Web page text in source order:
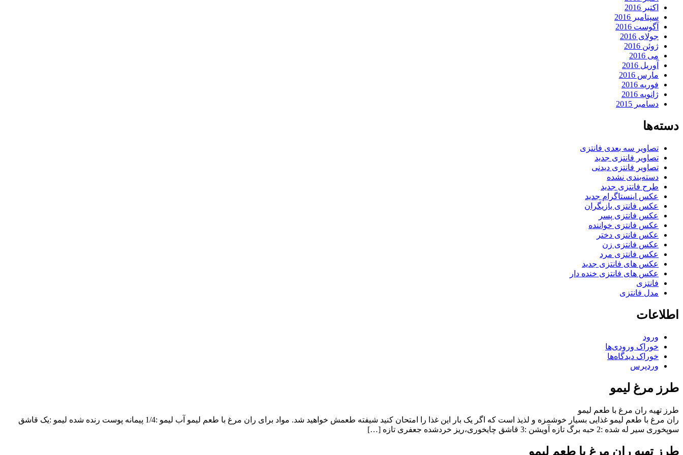
اکتبر 2016
سپتامبر 2016
آگوست 2016
جولای 2016
ژوئن 2016
می 2016
آوریل 2016
مارس 2016
فوریه 2016
ژانویه 2016
دسامبر 2015
دسته‌ها
تصاویر سه بعدی فانتزی
تصاویر فانتزی جدید
تصاویر فانتزی دیدنی
دسته‌بندی نشده
طرح فانتزی جدید
عکس اینستاگرام جدید
عکس فانتزی بازیگران
عکس فانتزی پسر
عکس فانتزی خواننده
عکس فانتزی دختر
عکس فانتزی زن
عکس فانتزی مرد
عکس های فانتزی جدید
عکس های فانتزی خنده دار
فانتزی
مدل فانتزی
اطلاعات
ورود
خوراک ورودی‌ها
خوراک دیدگاه‌ها
وردپرس
طرز مرغ لیمو
طرز تهیه ران مرغ با طعم لیمو
ران مرغ با طعم لیمو غذایی بسیار خوشمزه و لذیذ است که اگر یک بار این غذا را امتحان کنید شیفته طعمش خواهید شد. مواد برای ران مرغ با طعم لیمو آب لیمو :1/4 پیمانه پوست رنده شده لیمو :یک قاشق
سوپخوری سیر له شده :2 حبه برگ تازه آویشن :3 قاشق چایخوری،ریز خردشده جعفری تازه […]
طرز تهیه ران مرغ با طعم لیمو